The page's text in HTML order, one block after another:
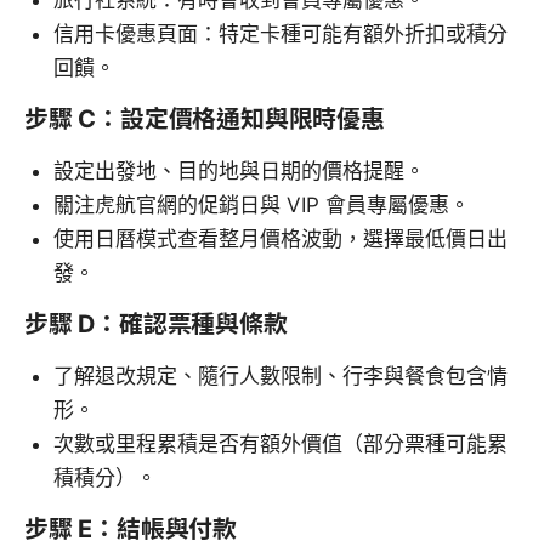
信用卡優惠頁面：特定卡種可能有額外折扣或積分
回饋。
步驟 C：設定價格通知與限時優惠
設定出發地、目的地與日期的價格提醒。
關注虎航官網的促銷日與 VIP 會員專屬優惠。
使用日曆模式查看整月價格波動，選擇最低價日出
發。
步驟 D：確認票種與條款
了解退改規定、隨行人數限制、行李與餐食包含情
形。
次數或里程累積是否有額外價值（部分票種可能累
積積分）。
步驟 E：結帳與付款